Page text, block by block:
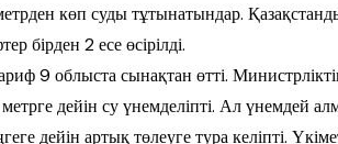
көп суды тұтынатындар.
бірден 2 есе өсірілді.
9 облыста сы­нақтан өтті.
дейін су үнемделіпті. Ал үнем­дей
дейін артық төлеуге тура келіпті.